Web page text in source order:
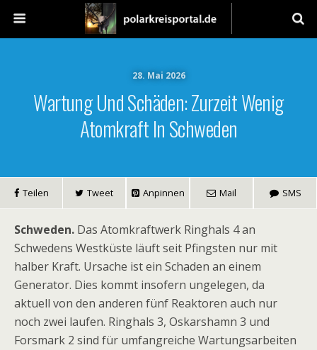
28. Mai 2026
Wartung Und Schäden: Zurzeit Wenig
Atomkraft In Schweden
Teilen Tweet Anpinnen Mail SMS
Schweden. Das Atomkraftwerk Ringhals 4 an
Schwedens Westküste läuft seit Pfingsten nur mit
halber Kraft. Ursache ist ein Schaden an einem
Generator. Dies kommt insofern ungelegen, da
aktuell von den anderen fünf Reaktoren auch nur
noch zwei laufen. Ringhals 3, Oskarshamn 3 und
Forsmark 2 sind für umfangreiche Wartungsarbeiten